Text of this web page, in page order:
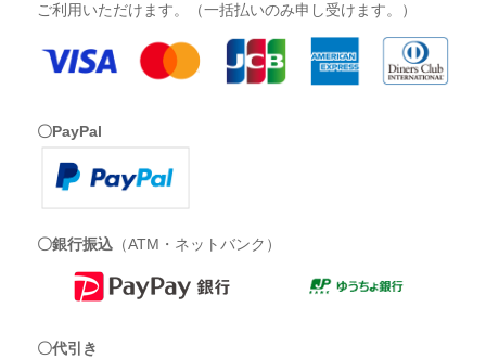
ご利用いただけます。（一括払いのみ申し受けます。）
〇PayPal
〇銀行振込 （ATM・ネットバンク）
〇代引き